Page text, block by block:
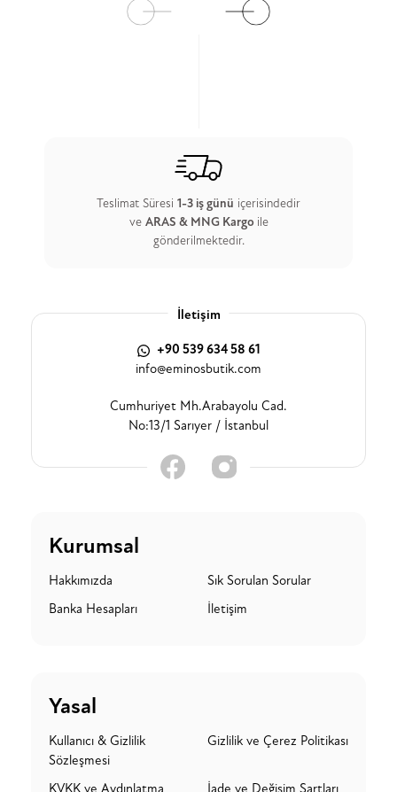
Teslimat Süresi 1-3 iş günü içerisindedir
ve ARAS & MNG Kargo ile
gönderilmektedir.
İletişim
+90 539 634 58 61
info@eminosbutik.com
Cumhuriyet Mh.Arabayolu Cad.
No:13/1 Sarıyer / İstanbul
Kurumsal
Hakkımızda
Sık Sorulan Sorular
Banka Hesapları
İletişim
Yasal
Kullanıcı & Gizlilik
Sözleşmesi
Gizlilik ve Çerez Politikası